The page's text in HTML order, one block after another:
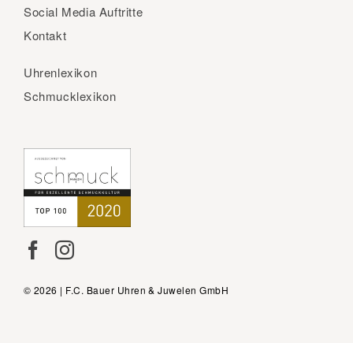
Social Media Auftritte
Kontakt
Uhrenlexikon
Schmucklexikon
© 2026 | F.C. Bauer Uhren & Juwelen GmbH